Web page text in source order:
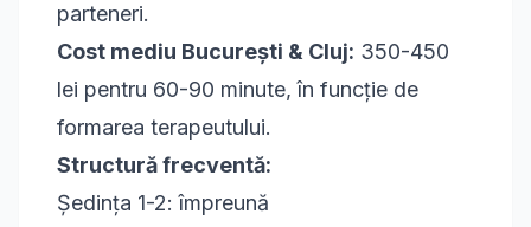
parteneri.
Cost mediu București & Cluj: 350-450
lei pentru 60-90 minute, în funcție de
formarea terapeutului.
Structură frecventă:
Ședința 1-2: împreună